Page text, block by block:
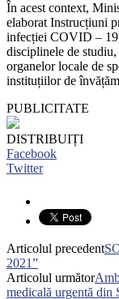
În acest context,
elaborat Instrucțiuni
infecției COVID –
disciplinele de
organelor locale de
instituțiilor de
PUBLICITATE
DISTRIBUIȚI
Facebook
Twitter
Articolul precedent
2021”
Articolul următor
medicală urgentă din